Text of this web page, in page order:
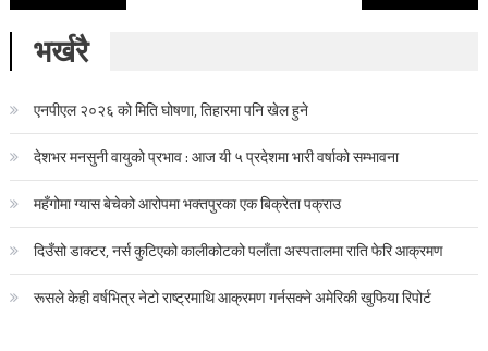
भर्खरै
एनपीएल २०२६ को मिति घोषणा, तिहारमा पनि खेल हुने
देशभर मनसुनी वायुको प्रभाव : आज यी ५ प्रदेशमा भारी वर्षाको सम्भावना
महँगोमा ग्यास बेचेको आरोपमा भक्तपुरका एक बिक्रेता पक्राउ
दिउँसो डाक्टर, नर्स कुटिएको कालीकोटको पलाँता अस्पतालमा राति फेरि आक्रमण
रूसले केही वर्षभित्र नेटो राष्ट्रमाथि आक्रमण गर्नसक्ने अमेरिकी खुफिया रिपोर्ट